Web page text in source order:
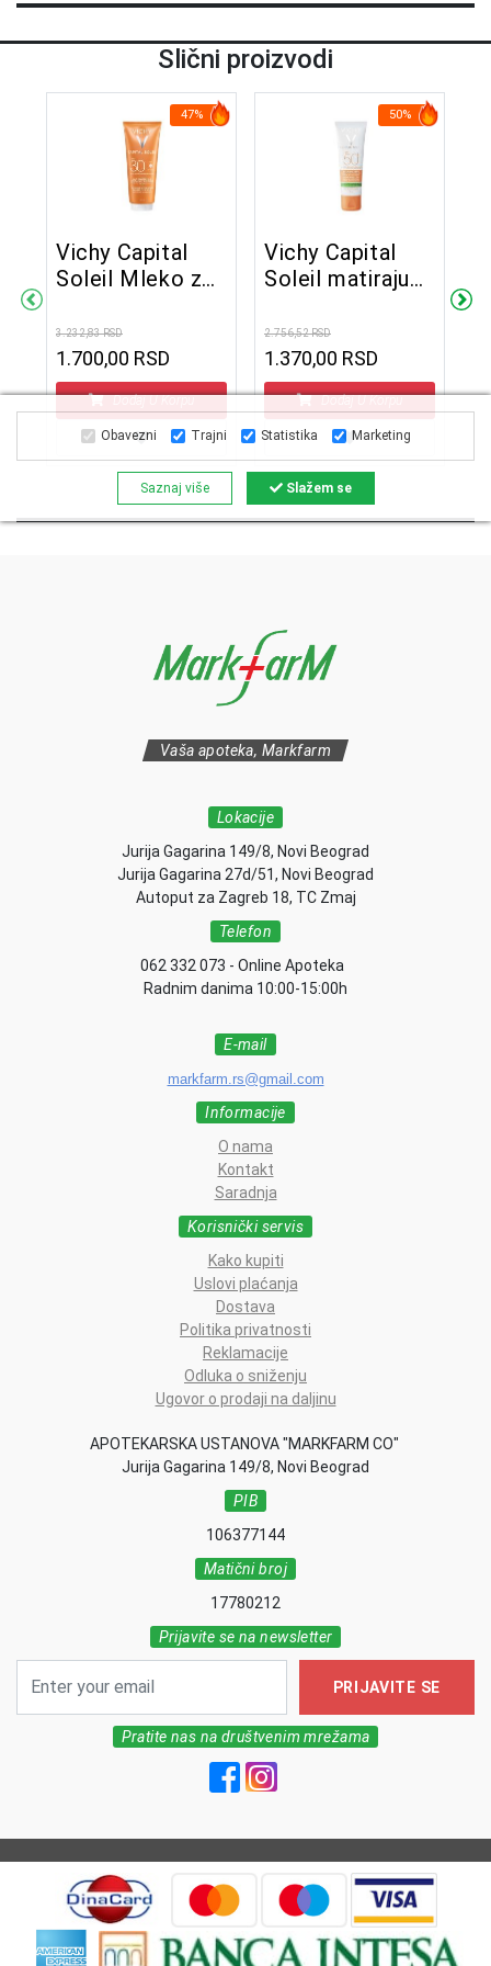
Slični proizvodi
47%
Vichy Capital
Soleil Mleko za
ml
3.232,83 RSD
1.700,00 RSD
50%
Vichy Capital
Soleil matirajuća
zaštitu od sunca
3u1 SPF50+ 50
ml
2.756,52 RSD
1.370,00 RSD
Vaša apoteka, Markfarm
Lokacije
Jurija Gagarina 149/8, Novi Beograd
Jurija Gagarina 27d/51, Novi Beograd
Autoput za Zagreb 18, TC Zmaj
Telefon
062 332 073 - Online Apoteka
Radnim danima 10:00-15:00h
E-mail
markfarm.rs@gmail.com
Informacije
O nama
Kontakt
Saradnja
Korisnički servis
Kako kupiti
Uslovi plaćanja
Dostava
Politika privatnosti
Reklamacije
Odluka o sniženju
Ugovor o prodaji na daljinu
APOTEKARSKA USTANOVA "MARKFARM CO"
Jurija Gagarina 149/8, Novi Beograd
PIB
106377144
Matični broj
17780212
Prijavite se na newsletter
PRIJAVITE SE
Pratite nas na društvenim mrežama
Obavezni Trajni Statistika Marketing
Saznaj više Slažem se